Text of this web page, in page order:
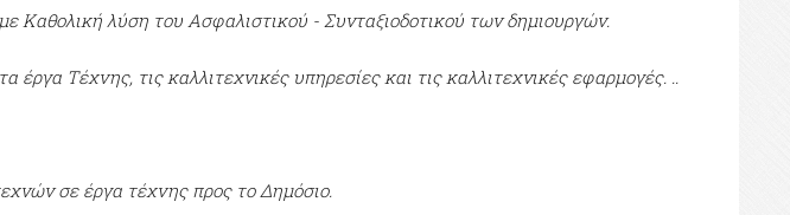
Καθολική λύση του Ασφαλιστικού - Συνταξιοδοτικού των δημιουργών.
Τέχνης, τις καλλιτεχνικές υπηρεσίες και τις καλλιτεχνικές εφαρμογές. ..
σε έργα τέχνης προς το Δημόσιο.